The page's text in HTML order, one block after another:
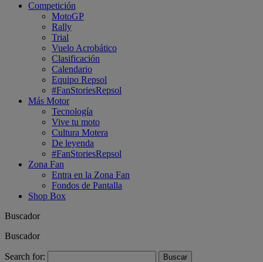
Competición
MotoGP
Rally
Trial
Vuelo Acrobático
Clasificación
Calendario
Equipo Repsol
#FanStoriesRepsol
Más Motor
Tecnología
Vive tu moto
Cultura Motera
De leyenda
#FanStoriesRepsol
Zona Fan
Entra en la Zona Fan
Fondos de Pantalla
Shop Box
Buscador
Buscador
Search for: